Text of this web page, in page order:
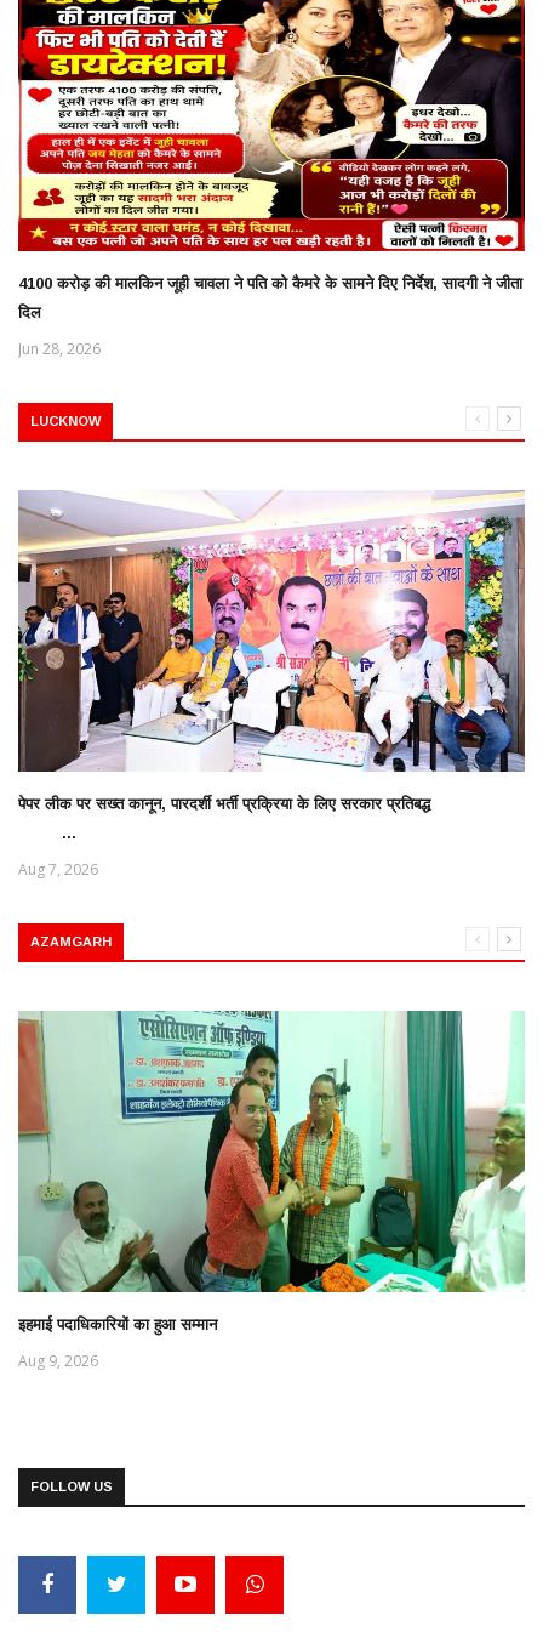
4100 करोड़ की मालकिन जूही चावला ने पति को कैमरे के सामने दिए निर्देश, सादगी ने जीता
दिल
Jun 28, 2026
LUCKNOW
पेपर लीक पर सख्त कानून, पारदर्शी भर्ती प्रक्रिया के लिए सरकार प्रतिबद्ध
...
Aug 7, 2026
AZAMGARH
इहमाई पदाधिकारियों का हुआ सम्मान
Aug 9, 2026
FOLLOW US